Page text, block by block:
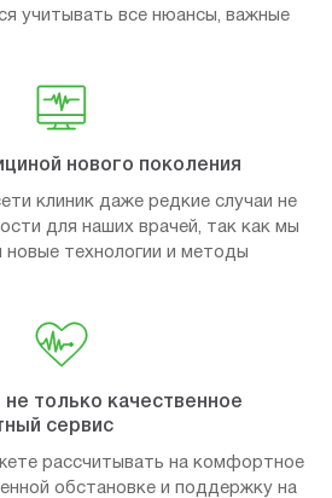
учитывать все нюансы, важные
нового поколения
клиник даже редкие случаи не
для наших врачей, так как мы
новые технологии и методы
только качественное
сервис
рассчитывать на комфортное
обстановке и поддержку на